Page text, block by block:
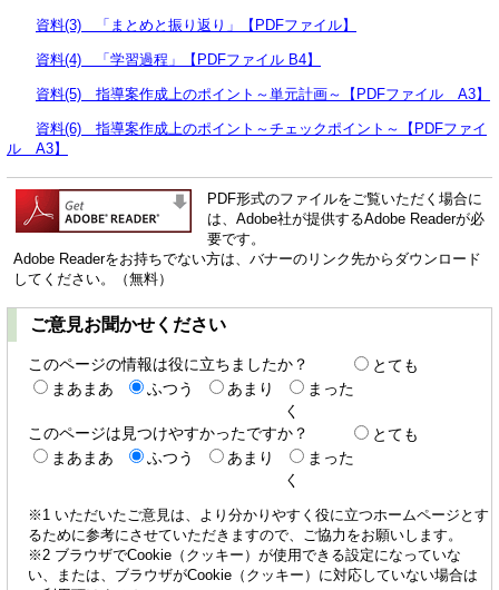
資料(3) 「まとめと振り返り」【PDFファイル】
資料(4) 「学習過程」【PDFファイル B4】
資料(5) 指導案作成上のポイント～単元計画～【PDFファイル A3】
資料(6) 指導案作成上のポイント～チェックポイント～【PDFファイ
ル A3】
PDF形式のファイルをご覧いただく場合に
は、Adobe社が提供するAdobe Readerが必
要です。
Adobe Readerをお持ちでない方は、バナーのリンク先からダウンロード
してください。（無料）
ご意見お聞かせください
このページの情報は役に立ちましたか？
とても
まあまあ
ふつう あまり
まった
く
このページは見つけやすかったですか？
とても
まあまあ
ふつう あまり
まった
く
※1 いただいたご意見は、より分かりやすく役に立つホームページとす
るために参考にさせていただきますので、ご協力をお願いします。
※2 ブラウザでCookie（クッキー）が使用できる設定になっていな
い、または、ブラウザがCookie（クッキー）に対応していない場合は